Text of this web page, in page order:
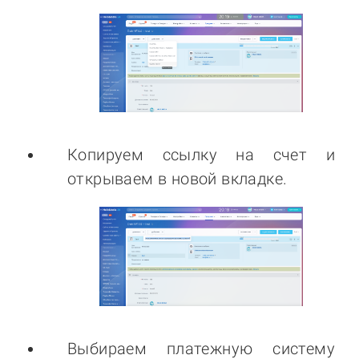
Копируем ссылку на счет и
открываем в новой вкладке.
Выбираем платежную систему